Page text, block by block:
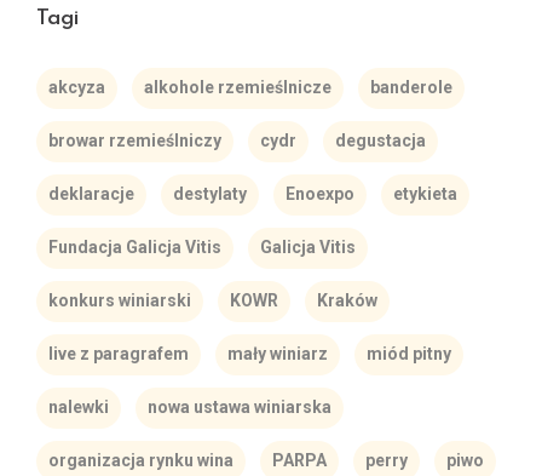
Tagi
akcyza alkohole rzemieślnicze banderole
browar rzemieślniczy cydr degustacja
deklaracje destylaty Enoexpo etykieta
Fundacja Galicja Vitis Galicja Vitis
konkurs winiarski KOWR Kraków
live z paragrafem mały winiarz miód pitny
nalewki nowa ustawa winiarska
organizacja rynku wina PARPA perry piwo